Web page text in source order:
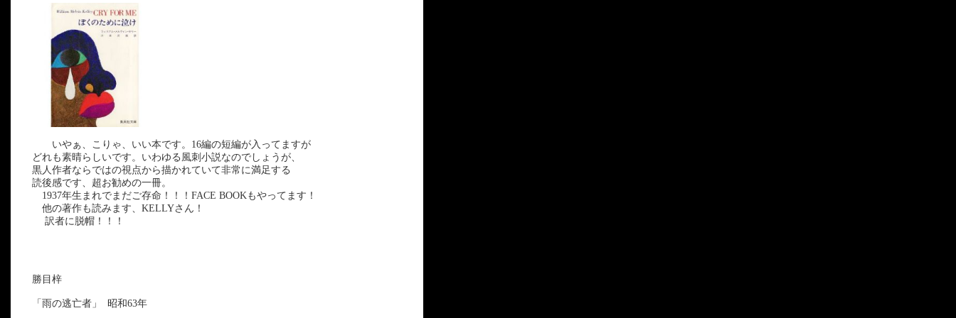
いやぁ、こりゃ、いい本です。16編の短編が入ってますが
どれも素晴らしいです。いわゆる風刺小説なのでしょうが、
黒人作者ならではの視点から描かれていて非常に満足する
読後感です、超お勧めの一冊。
1937年生まれでまだご存命！！！FACE BOOKもやってます！
他の著作も読みます、KELLYさん！
訳者に脱帽！！！
勝目梓
「雨の逃亡者」 昭和63年